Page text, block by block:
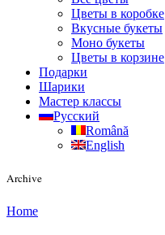
Цветы в коробке
Вкусные букеты
Моно букеты
Цветы в корзине
Подарки
Шарики
Мастер классы
Русский
Română
English
Archive
Home